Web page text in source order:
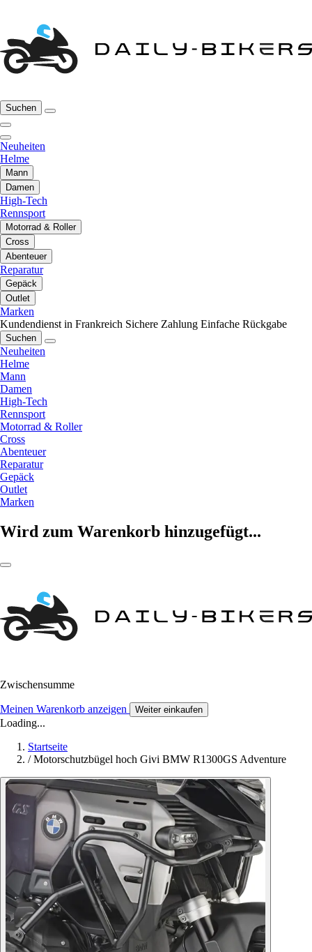
Suchen
Neuheiten
Helme
Mann
Damen
High-Tech
Rennsport
Motorrad & Roller
Cross
Abenteuer
Reparatur
Gepäck
Outlet
Marken
Kundendienst in Frankreich Sichere Zahlung Einfache Rückgabe
Suchen
Neuheiten
Helme
Mann
Damen
High-Tech
Rennsport
Motorrad & Roller
Cross
Abenteuer
Reparatur
Gepäck
Outlet
Marken
Wird zum Warenkorb hinzugefügt...
Zwischensumme
Meinen Warenkorb anzeigen Weiter einkaufen
Loading...
Startseite
/ Motorschutzbügel hoch Givi BMW R1300GS Adventure